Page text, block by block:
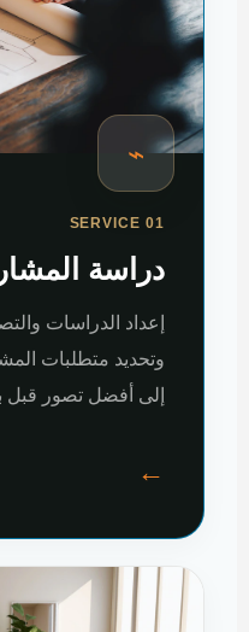
⌁
SERVICE 01
دراسة
إعداد الدراسات
وتحديد متطلبات
إلى أفضل تصور قبل
←